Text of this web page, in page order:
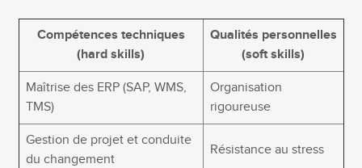
Compétences techniques
(hard skills)
Qualités personnelles
(soft skills)
Maîtrise des ERP (SAP, WMS,
TMS)
Organisation
rigoureuse
Gestion de projet et conduite
du changement
Résistance au stress